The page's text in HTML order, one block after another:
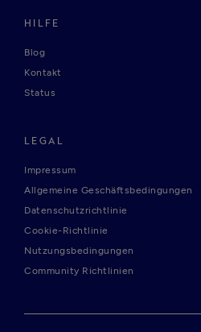
HILFE
Blog
Kontakt
Status
LEGAL
Impressum
Allgemeine Geschäftsbedingungen
Datenschutzrichtlinie
Cookie-Richtlinie
Nutzungsbedingungen
Community Richtlinien